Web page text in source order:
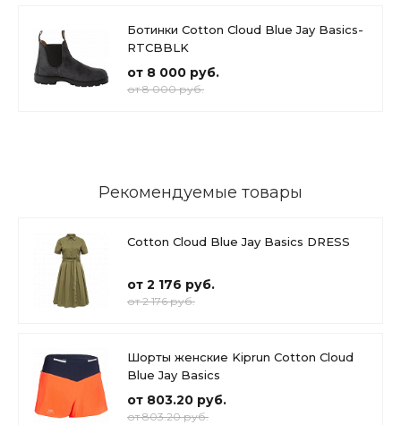
Ботинки Cotton Cloud Blue Jay Basics-
RTCBBLK
от 8 000 руб.
от 8 000 руб.
Рекомендуемые товары
Cotton Cloud Blue Jay Basics DRESS
от 2 176 руб.
от 2 176 руб.
Шорты женские Kiprun Cotton Cloud
Blue Jay Basics
от 803.20 руб.
от 803.20 руб.